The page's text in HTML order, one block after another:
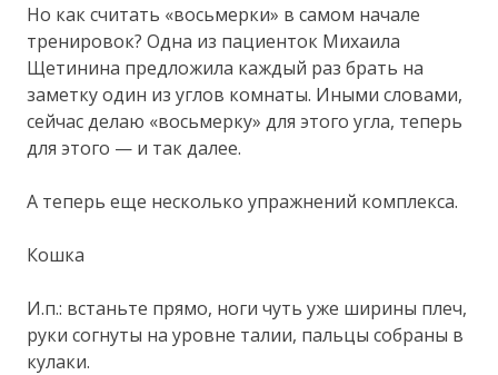
Но как считать «восьмерки» в самом начале
тренировок? Одна из пациенток Михаила
Щетинина предложила каждый раз брать на
заметку один из углов комнаты. Иными словами,
сейчас делаю «восьмерку» для этого угла, теперь
для этого — и так далее.
А теперь еще несколько упражнений комплекса.
Кошка
И.п.: встаньте прямо, ноги чуть уже ширины плеч,
руки согнуты на уровне талии, пальцы собраны в
кулаки.